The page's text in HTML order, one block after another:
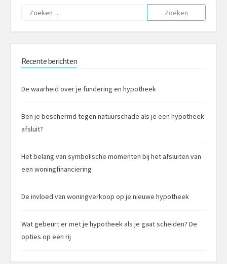
Zoeken
naar:
Recente berichten
De waarheid over je fundering en hypotheek
Ben je beschermd tegen natuurschade als je een hypotheek
afsluit?
Het belang van symbolische momenten bij het afsluiten van
een woningfinanciering
De invloed van woningverkoop op je nieuwe hypotheek
Wat gebeurt er met je hypotheek als je gaat scheiden? De
opties op een rij